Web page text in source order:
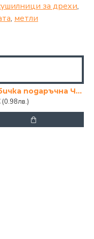
за дрехи,
, метли
Торбичка подаръчна ЧНГ мече 18/23см
(0.98лв.)